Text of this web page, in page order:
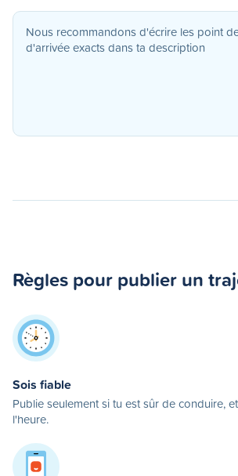
Règles pour publier un
Sois fiable
Publie seulement si tu est sûr de conduire,
l'heure.